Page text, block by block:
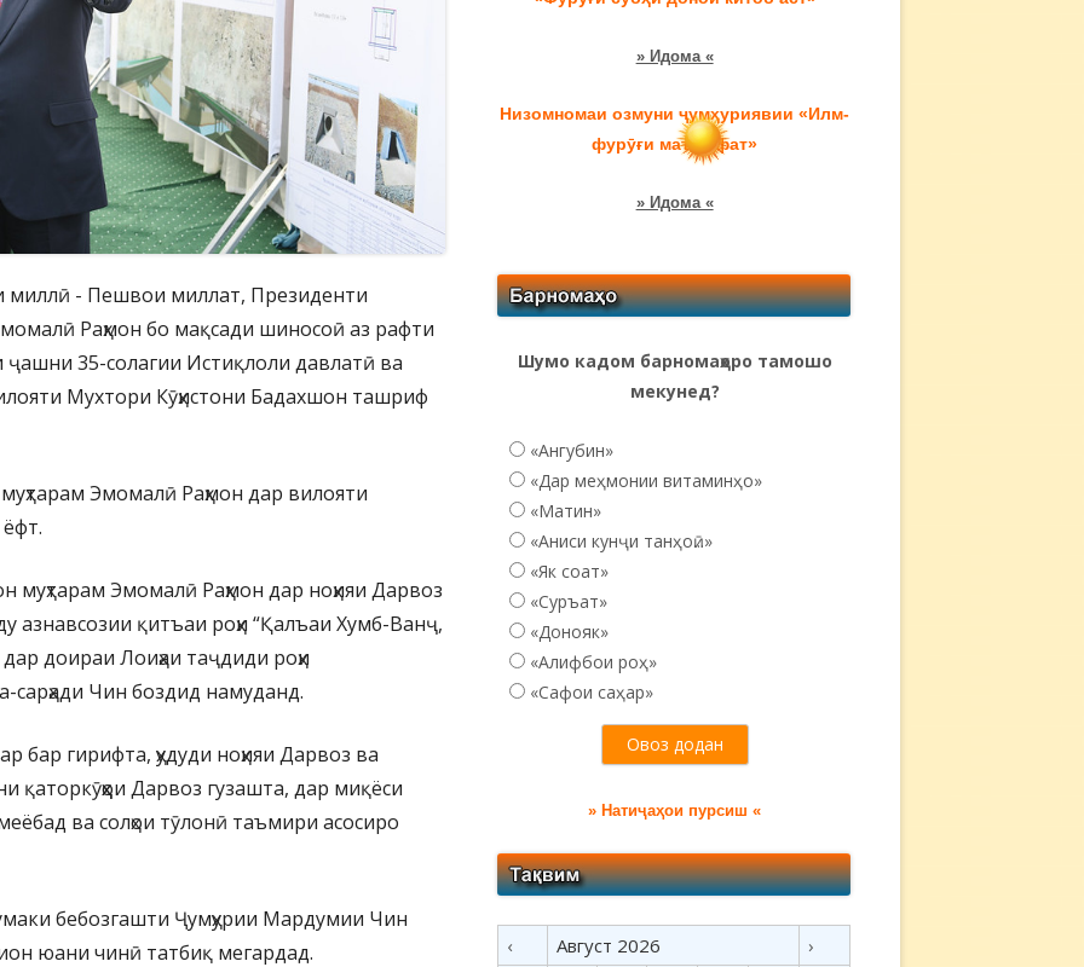
миллӣ - Пешвои миллат, Президенти
Раҳмон бо мақсади шиносоӣ аз рафти
ҷашни 35-солагии Истиқлоли давлатӣ ва
Мухтори Кӯҳистони Бадахшон ташриф
Эмомалӣ Раҳмон дар вилояти
муҳтарам Эмомалӣ Раҳмон дар ноҳияи Дарвоз
азнавсозии қитъаи роҳи “Қалъаи Хумб-Ванҷ,
доираи Лоиҳаи таҷдиди роҳи
Чин боздид намуданд.
бар гирифта, ҳудуди ноҳияи Дарвоз ва
қаторкӯҳҳои Дарвоз гузашта, дар миқёси
ва солҳои тӯлонӣ таъмири асосиро
бебозгашти Ҷумҳурии Мардумии Чин
юани чинӣ татбиқ мегардад.
» Идома «
Низомномаи озмуни ҷумҳуриявии «Илм-
фурӯғи маърифат»
» Идома «
Шумо кадом барномаҳоро тамошо
мекунед?
«Ангубин»
«Дар меҳмонии витаминҳо»
«Матин»
«Аниси кунҷи танҳоӣ...»
«Як соат»
«Суръат»
«Донояк»
«Алифбои роҳ»
«Сафои саҳар»
» Натиҷаҳои пурсиш «
‹ Август 2026 ›